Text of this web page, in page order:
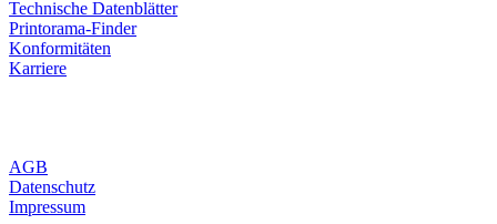
Technische Datenblätter
Printorama-Finder
Konformitäten
Karriere
AGB
Datenschutz
Impressum